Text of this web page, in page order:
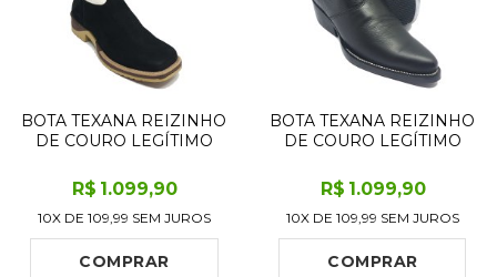
BOTA TEXANA REIZINHO
DE COURO LEGÍTIMO
PRETA - CANO ALTO,
BICO QUADRADO -
SOLADO JUMP
R$ 1.099,90
10X DE 109,99 SEM JUROS
COMPRAR
BOTA TEXANA REIZINHO
DE COURO LEGÍTIMO
CURTO ZÍPER, BICO
FINO ARREDONDADO -
SOLADO DE COURO
ARTESANAL
R$ 1.099,90
10X DE 109,99 SEM JUROS
COMPRAR